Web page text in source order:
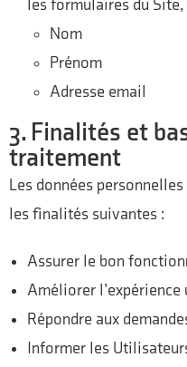
les formulaires du
Nom
Prénom
Adresse email
3. Finalités et
traitement
Les données
les finalités suivantes :
Assurer le bon
Améliorer
Répondre aux
Informer les